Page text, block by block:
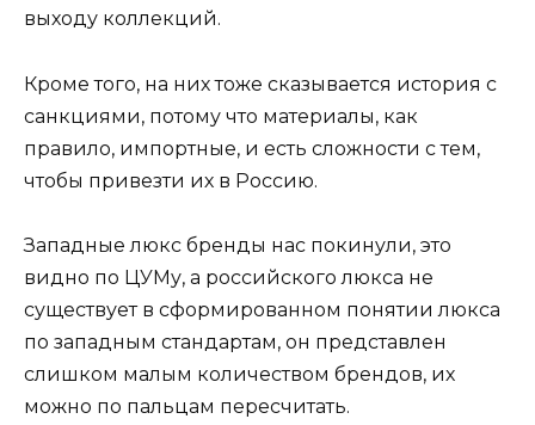
выходу коллекций.
Кроме того, на них тоже сказывается история с
санкциями, потому что материалы, как
правило, импортные, и есть сложности с тем,
чтобы привезти их в Россию.
Западные люкс бренды нас покинули, это
видно по ЦУМу, а российского люкса не
существует в сформированном понятии люкса
по западным стандартам, он представлен
слишком малым количеством брендов, их
можно по пальцам пересчитать.